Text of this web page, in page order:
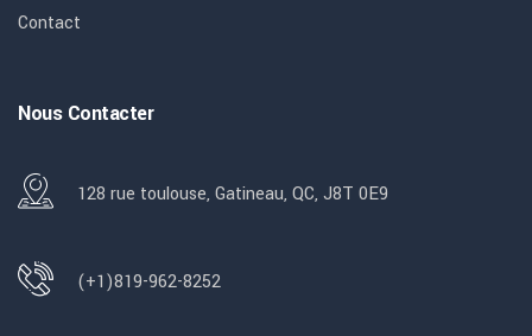
Contact
Nous Contacter
128 rue toulouse, Gatineau, QC, J8T 0E9
(+1)819-962-8252